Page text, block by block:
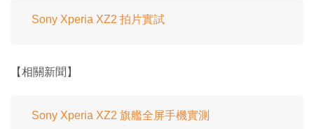
Sony Xperia XZ2 拍片實試
【相關新聞】
Sony Xperia XZ2 旗艦全屏手機實測